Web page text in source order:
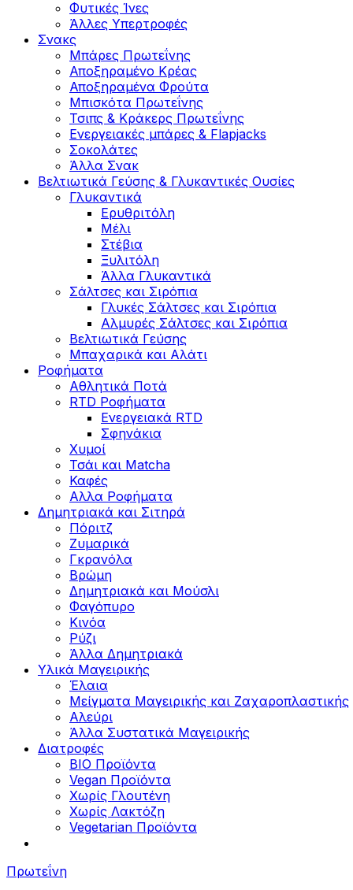
Φυτικές Ίνες
Άλλες Υπερτροφές
Σνακς
Μπάρες Πρωτεΐνης
Αποξηραμένο Κρέας
Αποξηραμένα Φρούτα
Μπισκότα Πρωτεΐνης
Τσιπς & Kράκερς Πρωτεΐνης
Ενεργειακές μπάρες & Flapjacks
Σοκολάτες
Άλλα Σνακ
Βελτιωτικά Γεύσης & Γλυκαντικές Ουσίες
Γλυκαντικά
Ερυθριτόλη
Μέλι
Στέβια
Ξυλιτόλη
Άλλα Γλυκαντικά
Σάλτσες και Σιρόπια
Γλυκές Σάλτσες και Σιρόπια
Αλμυρές Σάλτσες και Σιρόπια
Bελτιωτικά Γεύσης
Μπαχαρικά και Αλάτι
Ροφήματα
Αθλητικά Ποτά
RTD Ροφήματα
Ενεργειακά RTD
Σφηνάκια
Χυμοί
Τσάι και Matcha
Καφές
Αλλα Ροφήματα
Δημητριακά και Σιτηρά
Πόριτζ
Ζυμαρικά
Γκρανόλα
Βρώμη
Δημητριακά και Μούσλι
Φαγόπυρο
Κινόα
Ρύζι
Άλλα Δημητριακά
Υλικά Μαγειρικής
Έλαια
Μείγματα Μαγειρικής και Ζαχαροπλαστικής
Αλεύρι
Άλλα Συστατικά Μαγειρικής
Διατροφές
BIO Προϊόντα
Vegan Προϊόντα
Χωρίς Γλουτένη
Χωρίς Λακτόζη
Vegetarian Προϊόντα
Πρωτεΐνη